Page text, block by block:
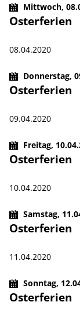
Mittwoch,
Osterferien
08.04.2020
Donnerstag,
Osterferien
09.04.2020
Freitag,
Osterferien
10.04.2020
Samstag,
Osterferien
11.04.2020
Sonntag,
Osterferien